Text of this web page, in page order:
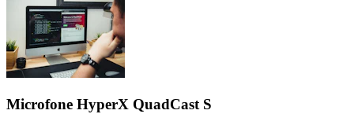
Microfone HyperX QuadCast S